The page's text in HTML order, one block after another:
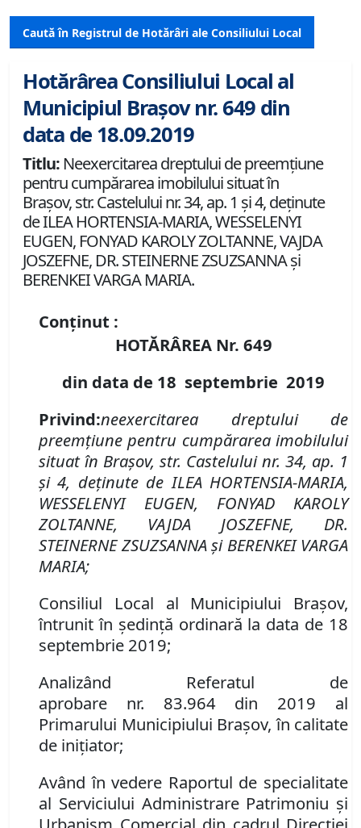
Caută în Registrul de Hotărâri ale Consiliului Local
Hotărârea Consiliului Local al
Municipiul Brașov nr. 649 din
data de 18.09.2019
Titlu: Neexercitarea dreptului de preemţiune
pentru cumpărarea imobilului situat în
Braşov, str. Castelului nr. 34, ap. 1 şi 4, deţinute
de ILEA HORTENSIA-MARIA, WESSELENYI
EUGEN, FONYAD KAROLY ZOLTANNE, VAJDA
JOSZEFNE, DR. STEINERNE ZSUZSANNA şi
BERENKEI VARGA MARIA.
Conținut :
HOTĂRÂREA Nr. 649
din data de 18 septembrie 2019
Privind:neexercitarea dreptului de
preemţiune pentru cumpărarea imobilului
situat în Braşov, str. Castelului nr. 34, ap. 1
şi 4, deţinute de ILEA HORTENSIA-MARIA,
WESSELENYI EUGEN, FONYAD KAROLY
ZOLTANNE, VAJDA JOSZEFNE, DR.
STEINERNE ZSUZSANNA şi BERENKEI VARGA
MARIA;
Consiliul Local al Municipiului Brașov,
întrunit în ședință ordinară la data de 18
septembrie 2019;
Analizând Referatul de
aprobare nr. 83.964din 2019 al
Primarului Municipiului Braşov, în calitate
de inițiator;
Având în vedere Raportul de specialitate
al Serviciului Administrare Patrimoniu şi